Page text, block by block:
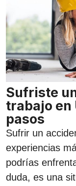
Sufriste
trabajo en
pasos
Sufrir un
experiencias
podrías
duda, es una